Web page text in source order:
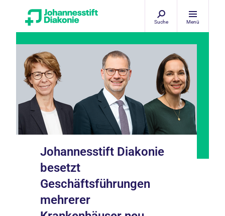
Suche Menü
Johannesstift Diakonie
besetzt
Geschäftsführungen
mehrerer